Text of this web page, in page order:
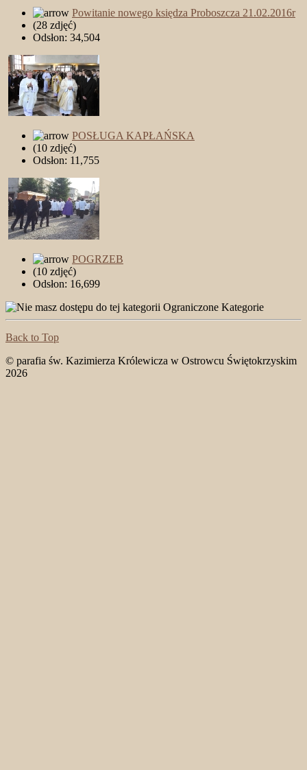
Powitanie nowego księdza Proboszcza 21.02.2016r
(28 zdjęć)
Odsłon: 34,504
POSŁUGA KAPŁAŃSKA
(10 zdjęć)
Odsłon: 11,755
POGRZEB
(10 zdjęć)
Odsłon: 16,699
Ograniczone Kategorie
Back to Top
© parafia św. Kazimierza Królewicza w Ostrowcu Świętokrzyskim
2026